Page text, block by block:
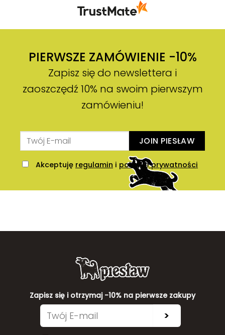
PIERWSZE ZAMÓWIENIE -10%
Zapisz się do newslettera i
zaoszczędź 10% na swoim pierwszym
zamówieniu!
JOIN PIESŁAW
Akceptuję regulamin i politykę prywatności
Zapisz się i otrzymaj -10% na pierwsze zakupy
>